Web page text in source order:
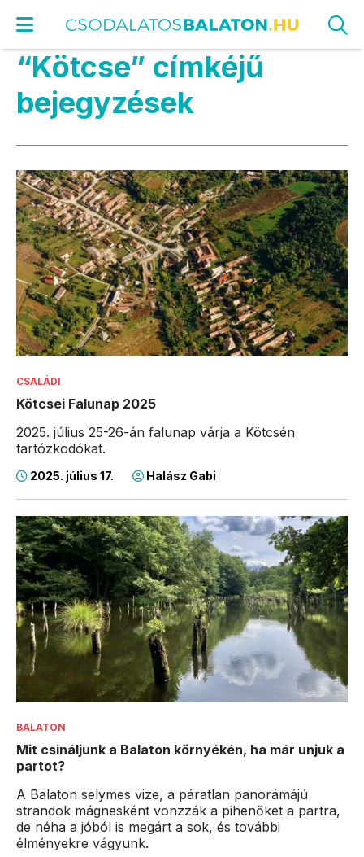
“Kötcse” címkéjű
bejegyzések
CSALÁDI
Kötcsei Falunap 2025
2025. július 25-26-án falunap várja a Kötcsén
tartózkodókat.
2025. július 17. Halász Gabi
BALATON
Mit csináljunk a Balaton környékén, ha már unjuk a
partot?
A Balaton selymes vize, a páratlan panorámájú
strandok mágnesként vonzzák a pihenőket a partra,
de néha a jóból is megárt a sok, és további
élményekre vágyunk.